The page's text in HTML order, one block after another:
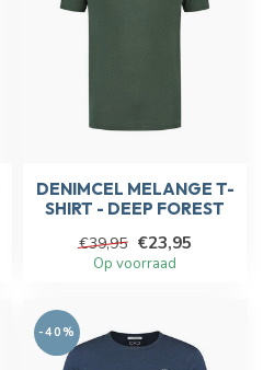
DENIMCEL MELANGE T-
SHIRT - DEEP FOREST
€39,95 €23,95
Op voorraad
-40%